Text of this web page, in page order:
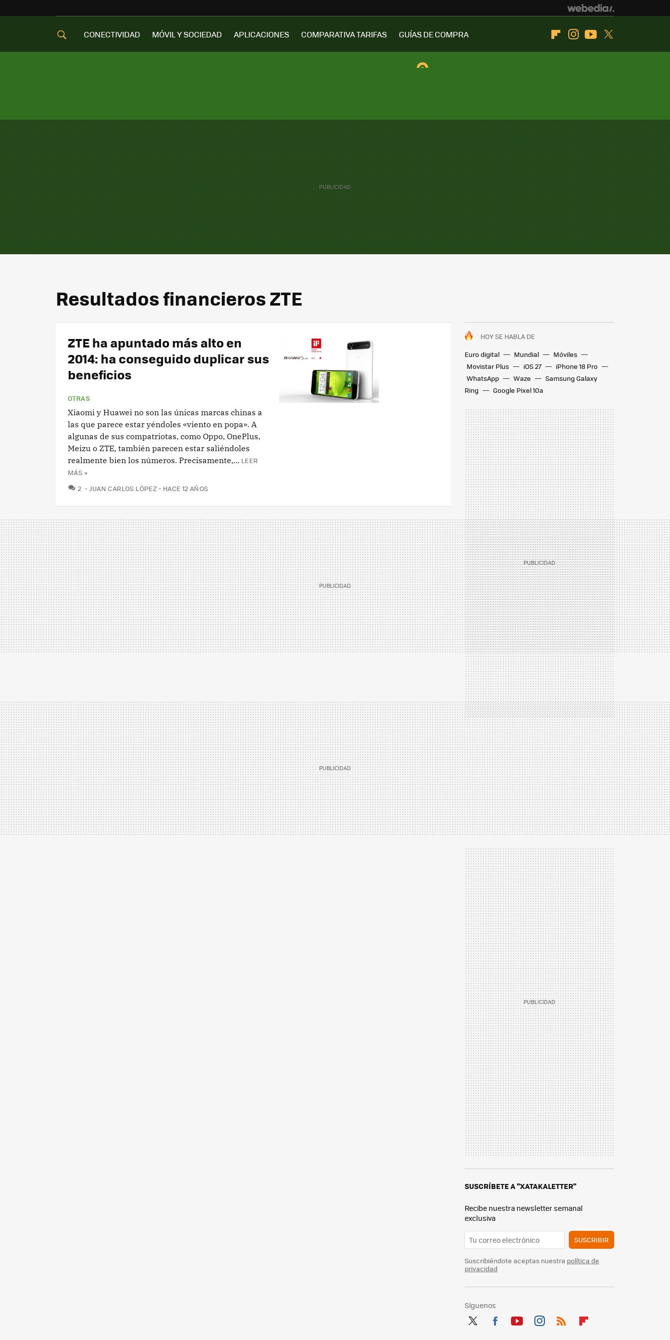
CONECTIVIDAD MÓVIL Y SOCIEDAD APLICACIONES COMPARATIVA TARIFAS
GUÍAS DE COMPRA
FlipboardInstagramYoutube
Resultados financieros ZTE
HOY SE HABLA DE
Euro digital
Mundial
Móviles
Movistar Plus
iOS 27
iPhone 18 Pro
WhatsApp
Waze
Samsung Galaxy
Ring
Google Pixel 10a
ZTE ha apuntado más alto en
2014: ha conseguido duplicar sus
beneficios
OTRAS
Xiaomi y Huawei no son las únicas marcas chinas a
las que parece estar yéndoles «viento en popa». A
algunas de sus compatriotas, como Oppo, OnePlus,
Meizu o ZTE, también parecen estar saliéndoles
realmente bien los números. Precisamente,... LEER
MÁS »
2 COMENTARIOS
JUAN CARLOS LÓPEZ HACE 12 AÑOS
SUSCRÍBETE A "XATAKALETTER"
Recibe nuestra newsletter semanal
exclusiva
SUSCRIBIR
Suscribiéndote aceptas nuestra política de
privacidad
Síguenos